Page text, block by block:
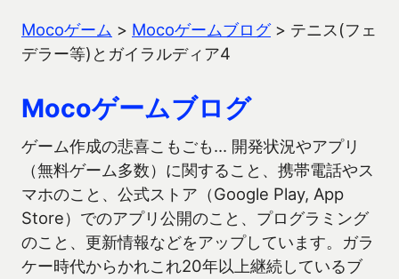
Mocoゲーム > Mocoゲームブログ> テニス(フェ
デラー等)とガイラルディア4
Mocoゲームブログ
ゲーム作成の悲喜こもごも… 開発状況やアプリ
（無料ゲーム多数）に関すること、携帯電話やス
マホのこと、公式ストア（Google Play, App
Store）でのアプリ公開のこと、プログラミング
のこと、更新情報などをアップしています。ガラ
ケー時代からかれこれ20年以上継続しているブ